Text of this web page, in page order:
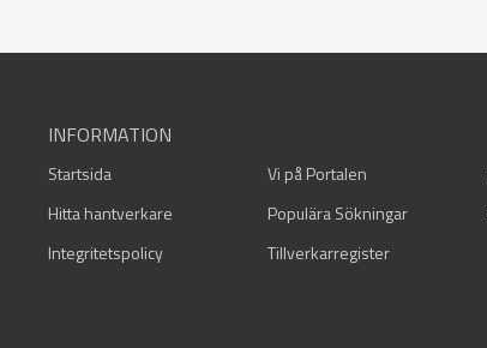
INFORMATION
Startsida Vi på Portalen
Hitta hantverkare
Populära Sökningar
Integritetspolicy
Tillverkarregister